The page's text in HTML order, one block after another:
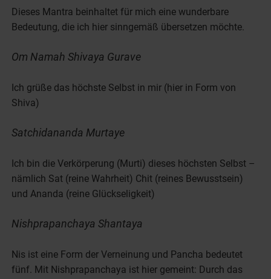
48
seconds
Dieses Mantra beinhaltet für mich eine wunderbare
Bedeutung, die ich hier sinngemäß übersetzen möchte.
Om Namah Shivaya Gurave
Ich grüße das höchste Selbst in mir (hier in Form von
Shiva)
Satchidananda Murtaye
Ich bin die Verkörperung (Murti) dieses höchsten Selbst –
nämlich Sat (reine Wahrheit) Chit (reines Bewusstsein)
und Ananda (reine Glückseligkeit)
Nishprapanchaya Shantaya
Nis ist eine Form der Verneinung und Pancha bedeutet
fünf. Mit Nishprapanchaya ist hier gemeint: Durch das